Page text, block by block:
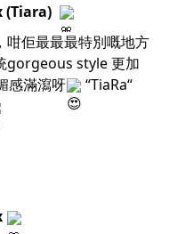
(Tiara)
咁佢最最最特別嘅地方
gorgeous style 更加
感滿瀉呀
“TiaRa“